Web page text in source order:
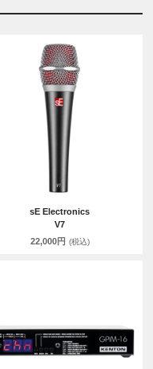
sE Electronics
V7
22,000円 (税込)